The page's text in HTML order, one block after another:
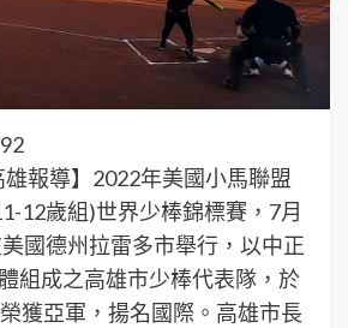
雄報導】2022年美國小馬聯盟
12歲組)世界少棒錦標賽，7月
國德州拉雷多市舉行，以中正
組成之高雄市少棒代表隊，於
獲亞軍，揚名國際。高雄市長